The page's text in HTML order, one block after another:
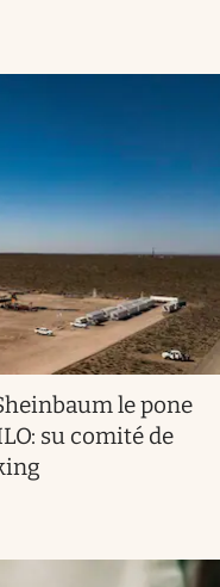
le pone
su comité de